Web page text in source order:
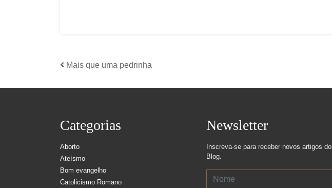
Mais que uma pedrinha
Categorias
Aborto
Ateísmo
Bom evangelho
Catolicismo Romano
Newsletter
Inscreva-se para receber novos artigos do
Blog.